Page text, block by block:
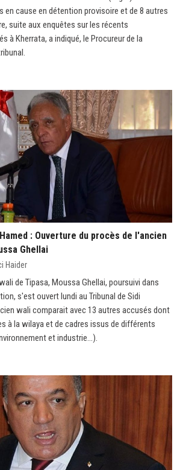
en cause en détention provisoire et de 8 autres
suite aux enquêtes sur les récents
à Kherrata, a indiqué, le Procureur de la
: Ouverture du procès de l'ancien
Ghellai
Haider
de Tipasa, Moussa Ghellai, poursuivi dans
s'est ouvert lundi au Tribunal de Sidi
wali comparait avec 13 autres accusés dont
à la wilaya et de cadres issus de différents
et industrie...).